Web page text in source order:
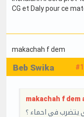
CG et Daly pour ce
makachah f dem
Beb Swika
makachah f dem
يتضرب في احماء ؟